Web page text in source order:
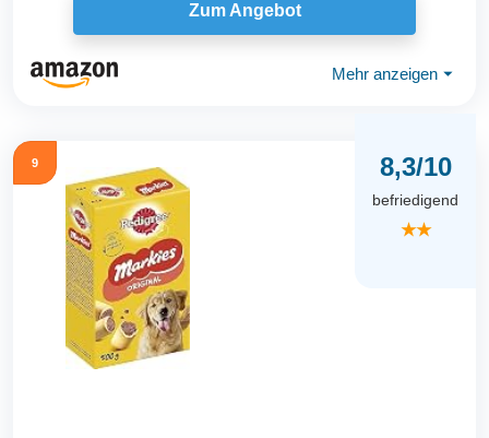
Zum Angebot
Mehr anzeigen ⏷
9 8,3/10
befriedigend
★★